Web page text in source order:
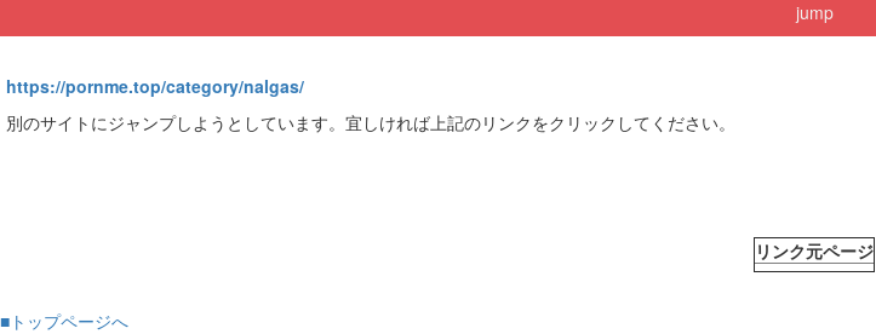
jump
https://pornme.top/category/nalgas/
別のサイトにジャンプしようとしています。宜しければ上記のリンクをクリックしてください。
リンク元ページ
■トップページへ